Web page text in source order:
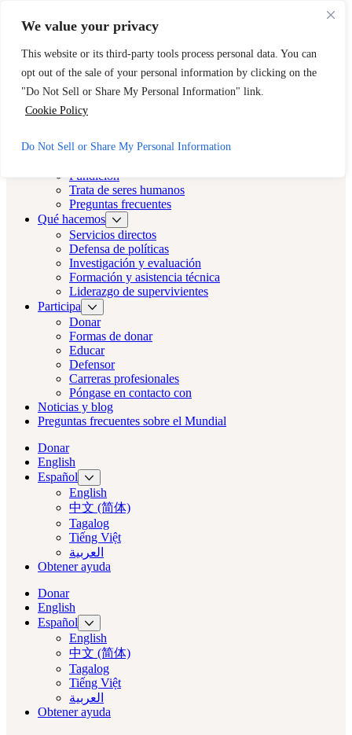
We value your privacy
This website or its third-party tools process personal data. You can
opt out of the sale of your personal information by clicking on the
"Do Not Sell or Share My Personal Information" link.
Cookie Policy
Do Not Sell or Share My Personal Information
CAST.
888-KEY-2-FREE (888-539-2373)
Salida rápida
Reparto LA
Reparto LA
Fundición
Trata de seres humanos
Preguntas frecuentes
Qué hacemos
Servicios directos
Defensa de políticas
Investigación y evaluación
Formación y asistencia técnica
Liderazgo de supervivientes
Participa
Donar
Formas de donar
Educar
Defensor
Carreras profesionales
Póngase en contacto con
Noticias y blog
Preguntas frecuentes sobre el Mundial
Donar
English
Español
English
中文 (简体)
Tagalog
Tiếng Việt
العربية‏
Obtener ayuda
Donar
English
Español
English
中文 (简体)
Tagalog
Tiếng Việt
العربية‏
Obtener ayuda